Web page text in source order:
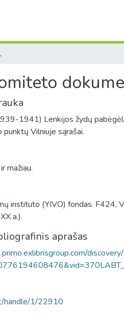
1941) Lenkijos žydų
Vilniuje sąrašai.
mažiau.
instituto (YIVO) fondas. F424,
a.).
aprašas
handle/1/22910